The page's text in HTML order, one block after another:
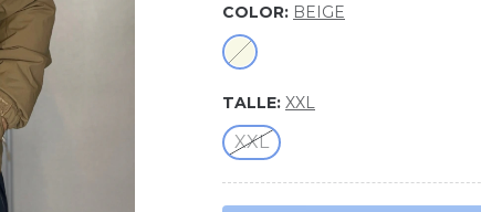
COLOR: BEIGE
TALLE: XXL
XXL